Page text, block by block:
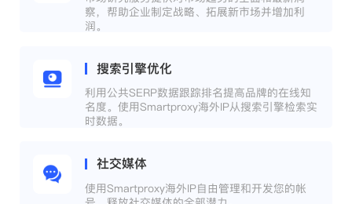
察，帮助企业制定战略、拓展新市场并增加利
润。
搜索引擎优化
利用公共SERP数据跟踪排名提高品牌的在线知
名度。使用Smartproxy海外IP从搜索引擎检索实
时数据。
社交媒体
使用Smartproxy海外IP自由管理和开发您的帐